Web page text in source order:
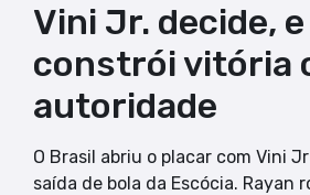
Vini Jr. decide,
constrói vitória
autoridade
O Brasil abriu o placar com Vini
saída de bola da Escócia. Rayan